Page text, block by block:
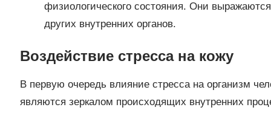
физиологического состояния. Они
других внутренних органов.
Воздействие стресса на кожу
В первую очередь влияние стресса на организм
являются зеркалом происходящих внутренних